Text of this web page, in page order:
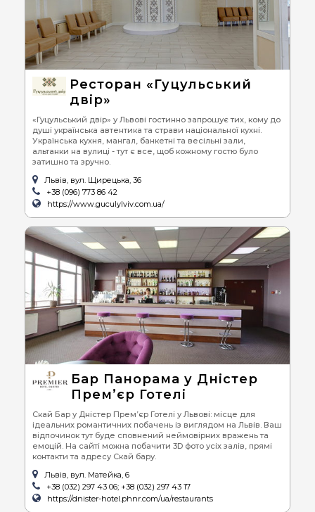
Ресторан «Гуцульський
двір»
«Гуцульський двір» у Львові гостинно запрошує тих, кому до
душі українська автентика та страви національної кухні.
Українська кухня, мангал, банкетні та весільні зали,
альтанки на вулиці - тут є все, щоб кожному гостю було
затишно та зручно.
Львів, вул. Щирецька, 36
+38 (096) 773 86 42
https://www.guculylviv.com.ua/
Бар Панорама у Дністер
Прем’єр Готелі
Скай Бар у Дністер Прем’єр Готелі у Львові: місце для
ідеальних романтичних побачень із виглядом на Львів. Ваш
відпочинок тут буде сповнений неймовірних вражень та
емоцій. На сайті можна побачити 3D фото усіх залів, прямі
контакти та адресу Скай бару.
Львів, вул. Матейка, 6
+38 (032) 297 43 06; +38 (032) 297 43 17
https://dnister-hotel.phnr.com/ua/restaurants